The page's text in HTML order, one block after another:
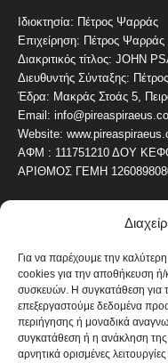
Για να παρέχουμε την
cookies για την αποθήκευση
συσκευών. Η συγκατάθεση για
επεξεργαστούμε δεδομένα
περιήγησης ή μοναδικά
συγκατάθεση ή η ανάκληση
αρνητικά ορισμένες
Ιδιοκτησία: Πέτρος Ψαρράς
Επιχείρηση: Πέτρος Ψαρράς
Διακριτικός τίτλος: JOHN
Διευθυντής Σύνταξης:
Έδρα: Μακράς Στοάς 5,
Email:
Website:
ΑΦΜ : 111751210 ΔΟΥ
ΑΡΙΘΜΟΣ ΓΕΜΗ
ΔΗΜΟΦΙΛΗ ΚΑΤΗΓΟΡΙΑ
ΝΕΑ ΤΟΥ ΠΕΙΡΑΙΑ
ΟΛΥΜΠΙΑΚΟΣ
ΑΛΛΑ ΚΟΙΝΩΝΙΚΑ
ΕΙΔΗΣΕΙΣ ΝΑΥΤΙΛΙΑ